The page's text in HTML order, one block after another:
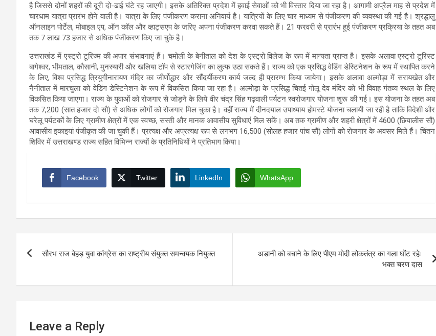
है जिससे दोनों शहरों की दूरी दो-ढाई घंटे रह जाएगी। इसके अतिरिक्त प्रदेश में हवाई सेवाओं को भी विस्तार दिया जा रहा है। आगामी अप्रैल माह से प्रदेश में
चारधाम यात्रा प्रारंभ होने वाली है। यात्रा के लिए पंजीकरण कराना अनिवार्य है। यात्रियों के लिए चार माध्यम से पंजीकरण की व्यवस्था की गई है। श्रद्धालु
ऑनलाइन पोर्टेल, मोबाइल एप, ऑन कॉल और व्हाट्सएप के जरिए अपना पंजीकरण करवा सकते हैं। 21 फरवरी से प्रारंभ हुई पंजीकरण प्रक्रिया के तहत अब
तक 7 लाख 73 हजार से अधिक पंजीकरण किए जा चुके है।
उत्तराखंड में एस्ट्रो टूरिज्म की अपार संभावनाएं हैं। चमोली के बेनीताल को देश के एस्ट्रो विलेज के रूप में मान्यता प्राप्त है। इसके अलावा एस्ट्रो टूरिस्ट
बागेश्वर, भीमताल, कौसानी, मुनस्यारी और खलिया टॉप से स्टारगेजिंग का लुत्फ उठा सकते हैं। राज्य को एक प्रसिद्ध वेडिंग डेस्टिनेशन के रूप में स्थापित करने
के लिए, विश्व प्रसिद्ध त्रियुगीनारायण मंदिर का जीर्णोद्धार और सौंदर्यीकरण कार्य जल्द ही प्रारम्भ किया जायेगा। इसके अलावा अल्मोड़ा में सरायखेत और
नैनीताल में मारचुला को वेडिंग डेस्टिनेशन के रूप में विकसित किया जा रहा है। अल्मोड़ा के प्रसिद्ध चितई गोलू देव मंदिर को भी विवाह गंतव्य स्थल के लिए
विकसित किया जाएगा। राज्य के युवाओं को रोजगार से जोड़ने के लिये वीर चंद्र सिंह गढ़वाली पर्यटन स्वरोजगार योजना शुरू की गई। इस योजना के तहत अब
तक 7,200 (सात हजार दो सौ) से अधिक लोगों को रोजगार मिल चुका है। वहीं राज्य में दीनदयाल उपाध्याय होमस्टे योजना चलायी जा रही है ताकि विदेशी और
घरेलू पर्यटकों के लिए ग्रामीण क्षेत्रों में एक स्वच्छ, सस्ती और मानक आवासीय सुविधाएं मिल सकें। अब तक ग्रामीण और शहरी क्षेत्रों में 4600 (छियालीस सौ)
आवासीय इकाइयां पंजीकृत की जा चुकी हैं। प्रत्यक्ष और अप्रत्यक्ष रूप से लगभग 16,500 (सोलह हजार पांच सौ) लोगों को रोजगार के अवसर मिले हैं। चिंतन
शिविर में उत्तराखण्ड राज्य सहित विभिन्न राज्यों के प्रतिनिधियों ने प्रतिभाग किया।
Facebook Twitter LinkedIn WhatsApp
navigation
सौरभ राज बेहड़ युवा कांग्रेस का राष्ट्रीय संयुक्त समन्वयक नियुक्त
अडानी को बचाने के लिए पीएम मोदी लोकतंत्र का गला घोंट रहेः
भक्त चरण दास
Leave a Reply